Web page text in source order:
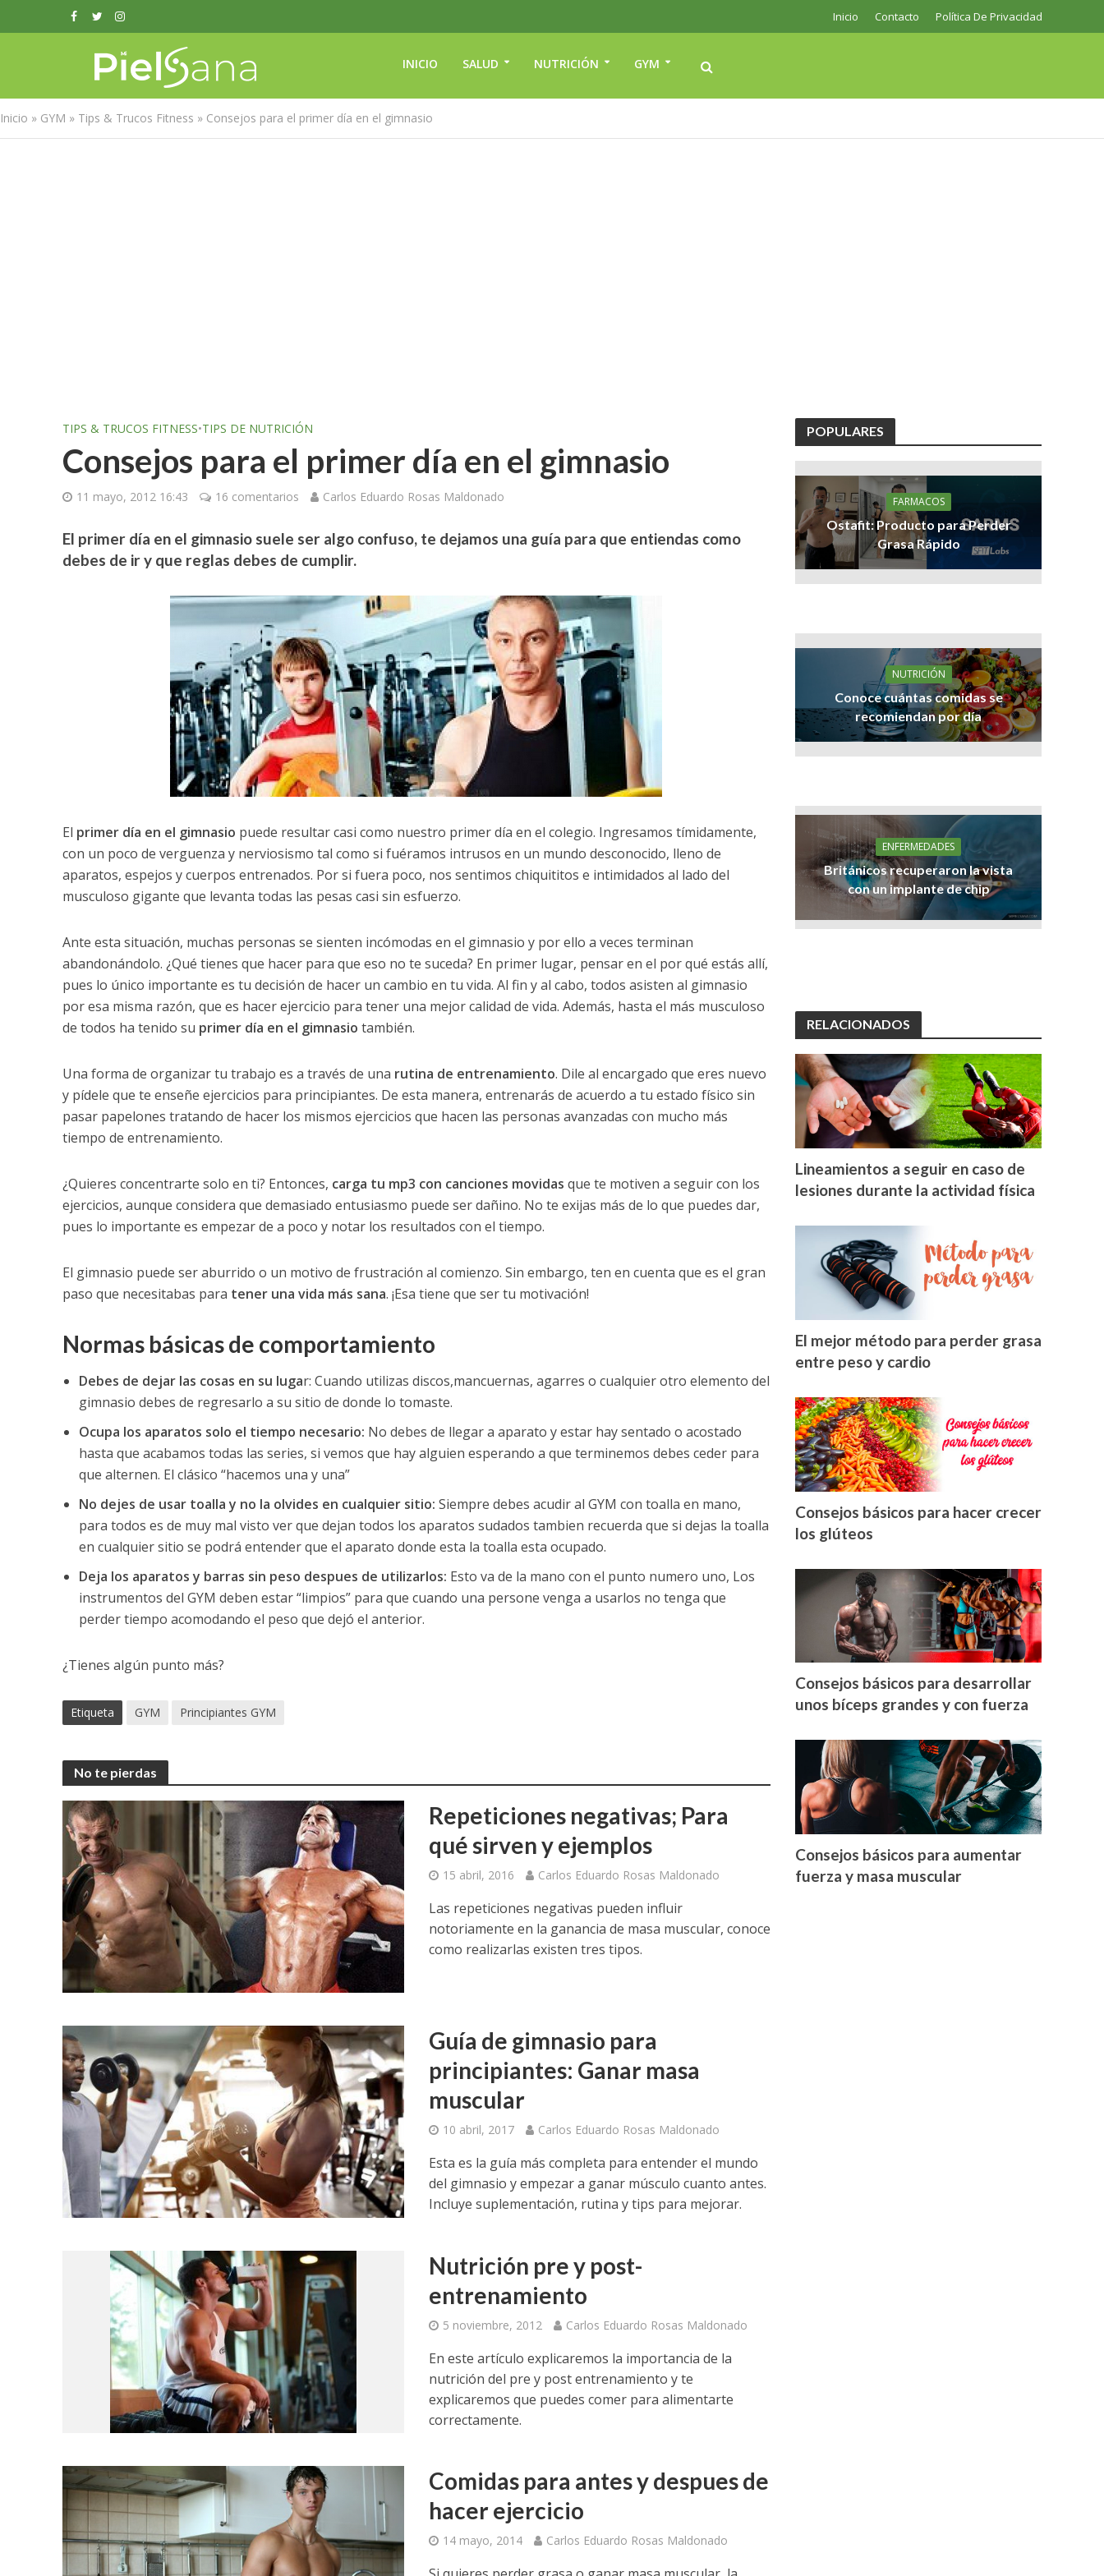
Inicio Contacto Política De Privacidad
INICIO SALUD NUTRICIÓN GYM
Inicio » GYM » Tips & Trucos Fitness » Consejos para el primer día en el gimnasio
TIPS & TRUCOS FITNESS•TIPS DE NUTRICIÓN
Consejos para el primer día en el gimnasio
11 mayo, 2012 16:43 16 comentarios Carlos Eduardo Rosas Maldonado
El primer día en el gimnasio suele ser algo confuso, te dejamos una guía para que entiendas como
debes de ir y que reglas debes de cumplir.
El primer día en el gimnasio puede resultar casi como nuestro primer día en el colegio. Ingresamos tímidamente,
con un poco de verguenza y nerviosismo tal como si fuéramos intrusos en un mundo desconocido, lleno de
aparatos, espejos y cuerpos entrenados. Por si fuera poco, nos sentimos chiquititos e intimidados al lado del
musculoso gigante que levanta todas las pesas casi sin esfuerzo.
Ante esta situación, muchas personas se sienten incómodas en el gimnasio y por ello a veces terminan
abandonándolo. ¿Qué tienes que hacer para que eso no te suceda? En primer lugar, pensar en el por qué estás allí,
pues lo único importante es tu decisión de hacer un cambio en tu vida. Al fin y al cabo, todos asisten al gimnasio
por esa misma razón, que es hacer ejercicio para tener una mejor calidad de vida. Además, hasta el más musculoso
de todos ha tenido su primer día en el gimnasio también.
Una forma de organizar tu trabajo es a través de una rutina de entrenamiento. Dile al encargado que eres nuevo
y pídele que te enseñe ejercicios para principiantes. De esta manera, entrenarás de acuerdo a tu estado físico sin
pasar papelones tratando de hacer los mismos ejercicios que hacen las personas avanzadas con mucho más
tiempo de entrenamiento.
¿Quieres concentrarte solo en ti? Entonces, carga tu mp3 con canciones movidas que te motiven a seguir con los
ejercicios, aunque considera que demasiado entusiasmo puede ser dañino. No te exijas más de lo que puedes dar,
pues lo importante es empezar de a poco y notar los resultados con el tiempo.
El gimnasio puede ser aburrido o un motivo de frustración al comienzo. Sin embargo, ten en cuenta que es el gran
paso que necesitabas para tener una vida más sana. ¡Esa tiene que ser tu motivación!
Normas básicas de comportamiento
Debes de dejar las cosas en su lugar: Cuando utilizas discos,mancuernas, agarres o cualquier otro elemento del
gimnasio debes de regresarlo a su sitio de donde lo tomaste.
Ocupa los aparatos solo el tiempo necesario: No debes de llegar a aparato y estar hay sentado o acostado
hasta que acabamos todas las series, si vemos que hay alguien esperando a que terminemos debes ceder para
que alternen. El clásico “hacemos una y una”
No dejes de usar toalla y no la olvides en cualquier sitio: Siempre debes acudir al GYM con toalla en mano,
para todos es de muy mal visto ver que dejan todos los aparatos sudados tambien recuerda que si dejas la toalla
en cualquier sitio se podrá entender que el aparato donde esta la toalla esta ocupado.
Deja los aparatos y barras sin peso despues de utilizarlos: Esto va de la mano con el punto numero uno, Los
instrumentos del GYM deben estar “limpios” para que cuando una persone venga a usarlos no tenga que
perder tiempo acomodando el peso que dejó el anterior.
¿Tienes algún punto más?
Etiqueta GYM Principiantes GYM
No te pierdas
Repeticiones negativas; Para
qué sirven y ejemplos
15 abril, 2016 Carlos Eduardo Rosas Maldonado
Las repeticiones negativas pueden influir
notoriamente en la ganancia de masa muscular, conoce
como realizarlas existen tres tipos.
Guía de gimnasio para
principiantes: Ganar masa
muscular
10 abril, 2017 Carlos Eduardo Rosas Maldonado
Esta es la guía más completa para entender el mundo
del gimnasio y empezar a ganar músculo cuanto antes.
Incluye suplementación, rutina y tips para mejorar.
Nutrición pre y post-
entrenamiento
5 noviembre, 2012 Carlos Eduardo Rosas Maldonado
En este artículo explicaremos la importancia de la
nutrición del pre y post entrenamiento y te
explicaremos que puedes comer para alimentarte
correctamente.
Comidas para antes y despues de
hacer ejercicio
14 mayo, 2014 Carlos Eduardo Rosas Maldonado
POPULARES
FARMACOS
Ostafit: Producto para Perder
Grasa Rápido
NUTRICIÓN
Conoce cuántas comidas se
recomiendan por día
ENFERMEDADES
Británicos recuperaron la vista
con un implante de chip
RELACIONADOS
Lineamientos a seguir en caso de
lesiones durante la actividad física
El mejor método para perder grasa
entre peso y cardio
Consejos básicos para hacer crecer
los glúteos
Consejos básicos para desarrollar
unos bíceps grandes y con fuerza
Consejos básicos para aumentar
fuerza y masa muscular